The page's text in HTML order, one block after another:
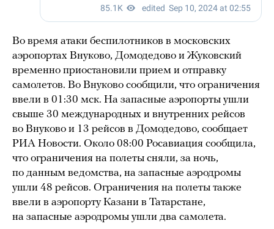
Во время атаки беспилотников в московских
аэропортах Внуково, Домодедово и Жуковский
временно приостановили прием и отправку
самолетов. Во Внуково сообщили, что ограничения
ввели в 01:30 мск. На запасные аэропорты ушли
свыше 30 международных и внутренних рейсов
во Внуково и 13 рейсов в Домодедово, сообщает
РИА Новости. Около 08:00 Росавиация сообщила,
что ограничения на полеты сняли, за ночь,
по данным ведомства, на запасные аэродромы
ушли 48 рейсов. Ограничения на полеты также
ввели в аэропорту Казани в Татарстане,
на запасные аэродромы ушли два самолета.